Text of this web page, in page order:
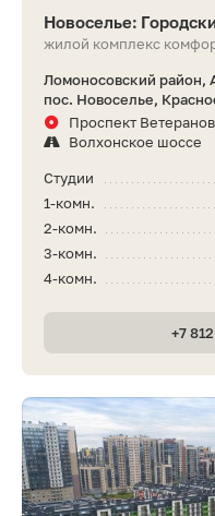
Новоселье:
жилой комплекс
Ломоносовский район,
пос. Новоселье,
Проспект
Волхонское шоссе
Студии
1-комн.
2-комн.
3-комн.
4-комн.
+7 812